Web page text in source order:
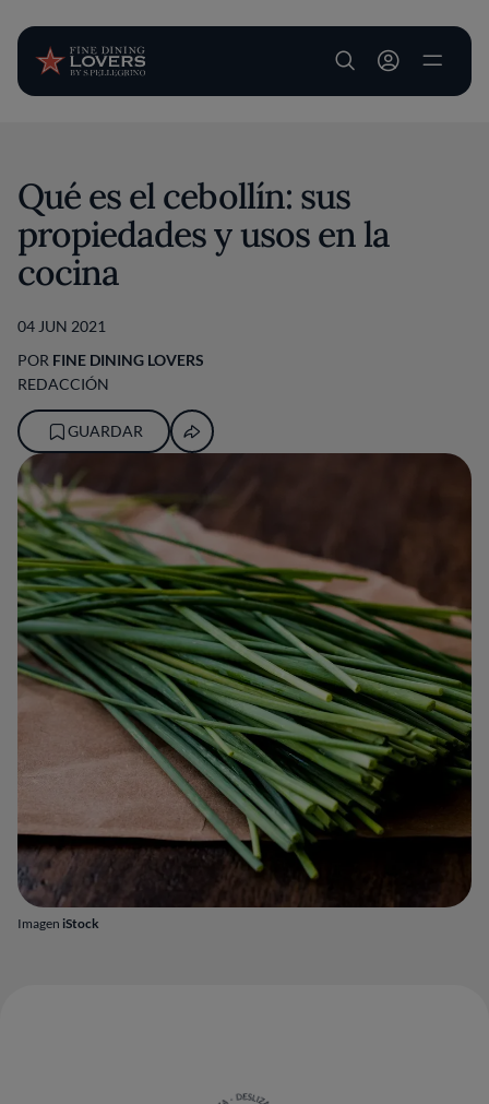
User account
Imagen iStock
Qué es el cebollín: sus
propiedades y usos en la
cocina
04 JUN 2021
POR FINE DINING LOVERS
REDACCIÓN
GUARDAR